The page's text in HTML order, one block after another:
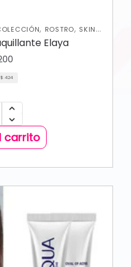
, ROSTRO, SKIN
Elaya
$ 424
carrito